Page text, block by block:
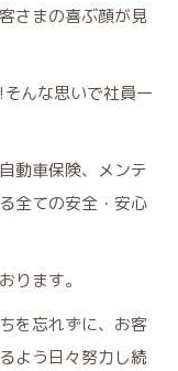
さまの喜ぶ顔が見
んな思いで社員一
動車保険、メンテ
全ての安全・安心
ります。
を忘れずに、お客
よう日々努力し続